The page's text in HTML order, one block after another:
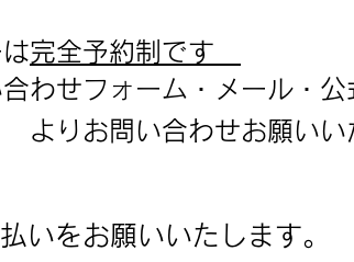
完全予約制です
合わせフォーム・メール・公
合わせお願いいた
いをお願いいたします。